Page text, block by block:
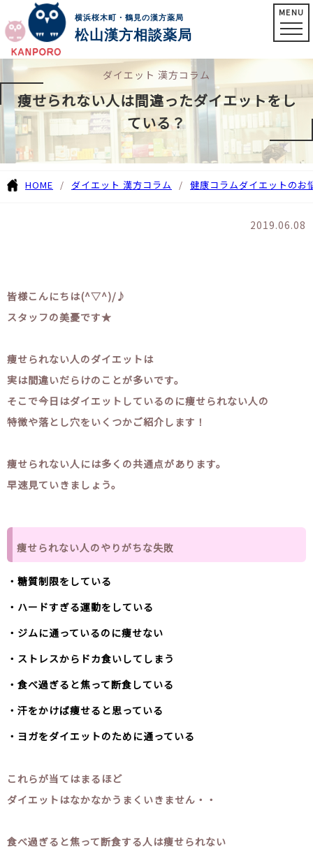
横浜桜木町・鶴見の漢方薬局
松山漢方相談薬局
MENU
ダイエット 漢方コラム
痩せられない人は間違ったダイエットをし
ている？
HOME ダイエット 漢方コラム 健康コラムダイエットのお
2019.06.08
皆様こんにちは(^▽^)/♪
スタッフの美憂です★
痩せられない人のダイエットは
実は間違いだらけのことが多いです。
そこで今日はダイエットしているのに痩せられない人の
特徴や落とし穴をいくつかご紹介します！
痩せられない人には多くの共通点があります。
早速見ていきましょう。
痩せられない人のやりがちな失敗
・糖質制限をしている
・ハードすぎる運動をしている
・ジムに通っているのに痩せない
・ストレスからドカ食いしてしまう
・食べ過ぎると焦って断食している
・汗をかけば痩せると思っている
・ヨガをダイエットのために通っている
これらが当てはまるほど
ダイエットはなかなかうまくいきません・・
食べ過ぎると焦って断食する人は痩せられない